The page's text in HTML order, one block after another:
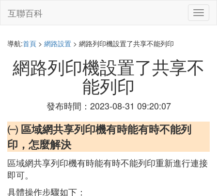
切
換
互聯百科
導航:首頁 > 網路設置 > 網路列印機設置了共享不能列印
網路列印機設置了共享不
能列印
發布時間：2023-08-31 09:20:07
㈠ 區域網共享列印機有時能有時不能列
印，怎麼解決
區域網共享列印機有時能有時不能列印重新進行連接
即可。
具體操作步驟如下：